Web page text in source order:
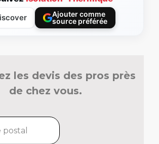
Ajouter comme
source préférée
les devis des pros près
de chez vous.